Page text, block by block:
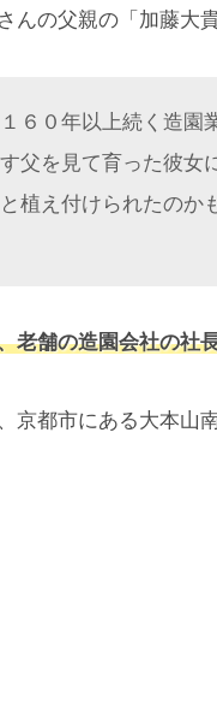
んの父親の「加藤大
６０年以上続く造
父を見て育った彼女
植え付けられたのか
老舗の造園会社の社
京都市にある大本山